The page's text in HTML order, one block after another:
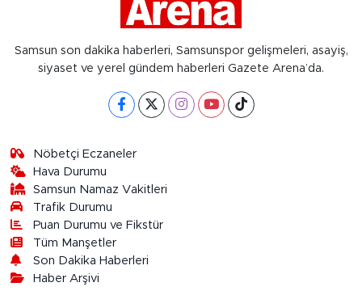
Samsun son dakika haberleri, Samsunspor gelişmeleri, asayiş,
siyaset ve yerel gündem haberleri Gazete Arena’da.
Nöbetçi Eczaneler
Hava Durumu
Samsun Namaz Vakitleri
Trafik Durumu
Puan Durumu ve Fikstür
Tüm Manşetler
Son Dakika Haberleri
Haber Arşivi